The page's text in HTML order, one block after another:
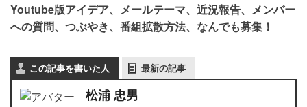
Youtube版アイデア、メールテーマ、近況報告、メンバー
への質問、つぶやき、番組拡散方法、なんでも募集！
この記事を書いた人 最新の記事
松浦 忠男